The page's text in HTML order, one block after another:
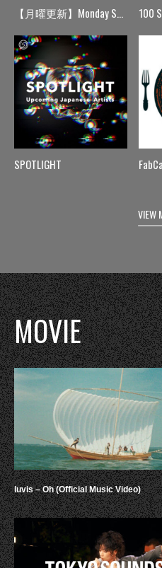
【月曜更新】Monday Spin
SPOTLIGHT
100
VIEW
MOVIE
luvis – Oh (Official Music Video)